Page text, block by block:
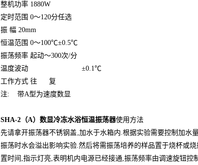
整机功率 1880W
定时范围 0～120分任选
振 幅 20mm
恒温范围 0～100℃±0.5℃
振荡频率 起动～300次/分
温度波动 ±0.1℃
工作方式 往 复
注: 带A型为速度数显
SHA-2（A）数显冷冻水浴恒温振荡器使用方法
先请拿开振荡器不锈钢盖,加水于水箱内.根据实验需要控制加水
振荡时水会溢出影响实验.然后将需振荡培养的样品置于烧杯或
置时间,指示灯亮,表明机内电源已经接通,振荡频率由调速旋钮控